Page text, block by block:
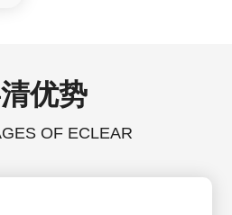
优势
OF ECLEAR